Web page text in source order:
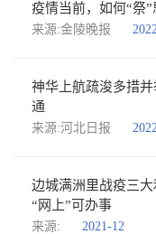
疫情当前，如何“祭
来源:金陵晚报
神华上航疏浚多措
通
来源:河北日报
边城满洲里战疫三大
“网上”可办事
来源: 2021-12